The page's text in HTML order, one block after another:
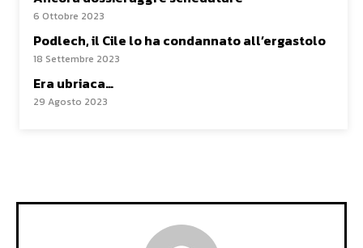
6 Ottobre 2023
Podlech, il Cile lo ha condannato all’ergastolo
18 Settembre 2023
Era ubriaca…
29 Agosto 2023